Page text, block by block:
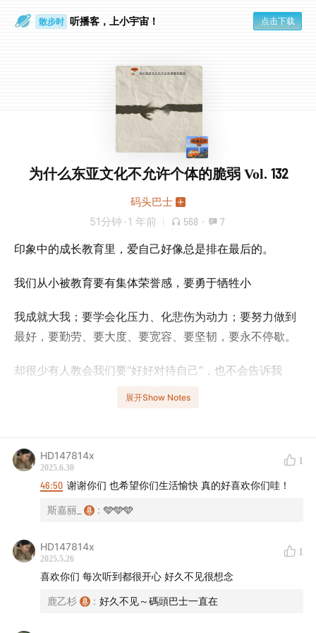
散步时 听播客，上小宇宙！ 点击下载
为什么东亚文化不允许个体的脆弱 Vol. 132
码头巴士
51分钟 · 1 年前 568 · 7
印象中的成长教育里，爱自己好像总是排在最后的。
我们从小被教育要有集体荣誉感，要勇于牺牲小
我成就大我；要学会化压力、化悲伤为动力；要努力做到
最好，要勤劳、要大度、要宽容、要坚韧，要永不停歇。
却很少有人教会我们要“好好对待自己”，也不会告诉我
们，原来短暂的喘息与停下，我们的人生也不会就此完
我们不敢生气、不敢喊疼、不敢放声大哭，所有的这些都
会被打上娇气、脆弱、脾气粗暴的标签。
我们总想着自己还不够优秀，还不够努力；甚至无法爱自
己，无法与自己好好相处。
或许，我们从来都不需要成为谁的榜样，学会倾听自己的
求，我们也会更有力量，也更加快乐。
展开Show Notes
HD147814x
2025.6.30
1
46:50 谢谢你们 也希望你们生活愉快 真的好喜欢你们哇！
斯嘉丽_ : 🩵🩵🩵
HD147814x
2025.5.26
1
喜欢你们 每次听到都很开心 好久不见很想念
鹿乙杉 : 好久不见～碼頭巴士一直在